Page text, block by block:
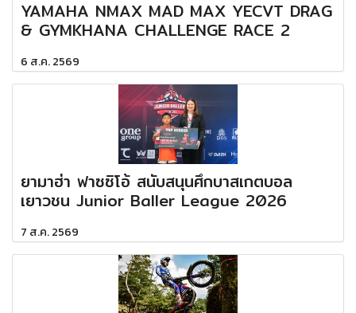
YAMAHA NMAX MAD MAX YECVT DRAG
& GYMKHANA CHALLENGE RACE 2
6 ส.ค. 2569
ยามาฮ่า ฟาซซิโอ้ สนับสนุนศึกบาสเกตบอล
เยาวชน Junior Baller League 2026
7 ส.ค. 2569